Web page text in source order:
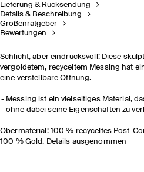
Lieferung & Rücksendung
Details & Beschreibung
Größenratgeber
Bewertungen
Schlicht, aber eindrucksvoll: Diese
vergoldetem, recyceltem Messing hat
eine verstellbare Öffnung.
Messing ist ein vielseitiges Material,
ohne dabei seine Eigenschaften zu
Obermaterial: 100 % recyceltes Post-
100 % Gold. Details ausgenommen